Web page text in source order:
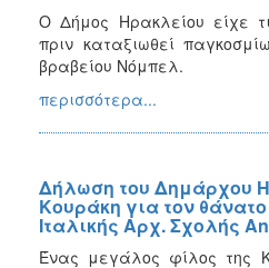
Ο Δήμος Ηρακλείου είχε
πριν καταξιωθεί
βραβείου Νόμπελ.
περισσότερα...
Δήλωση του Δημάρχου
Κουράκη για τον θάνατο
Ιταλικής Αρχ. Σχολής
Ένας μεγάλος φίλος της